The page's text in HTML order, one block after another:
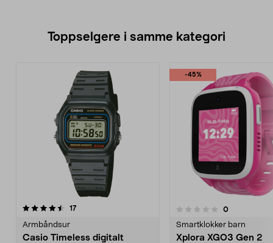
Toppselgere i samme kategori
17anmeldelser
Armbåndsur
Casio Timeless digitalt
-45%
0.0 av 5 stjerner 0anmeldelser
Smartklokker barn
Xplora XGO3 Gen 2
0.0 av 5 stjerner